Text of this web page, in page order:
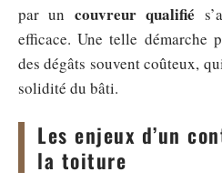
par un couvreur qualifié
efficace. Une telle démarche
des dégâts souvent coûteux,
solidité du bâti.
Les enjeux d’un
la toiture